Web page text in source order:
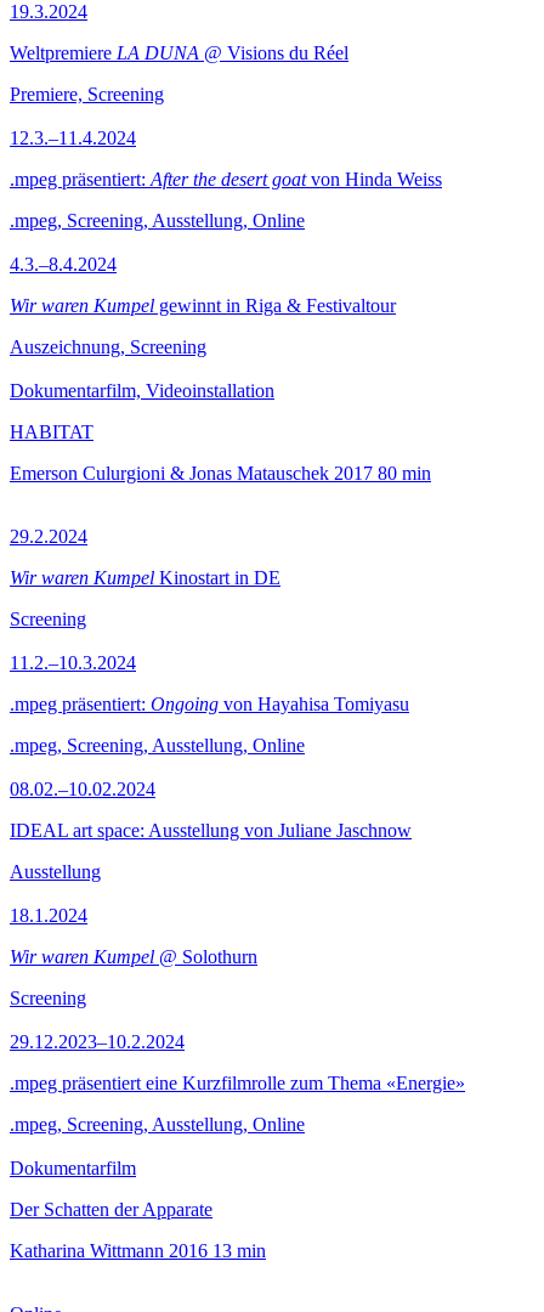
19.3.2024
Weltpremiere LA DUNA @ Visions du Réel
Premiere, Screening
12.3.–11.4.2024
.mpeg präsentiert: After the desert goatvon Hinda Weiss
.mpeg, Screening, Ausstellung, Online
4.3.–8.4.2024
Wir waren Kumpel gewinnt in Riga & Festivaltour
Auszeichnung, Screening
Dokumentarfilm, Videoinstallation
HABITAT
Emerson Culurgioni & Jonas Matauschek 2017 80 min
29.2.2024
Wir waren Kumpel Kinostart in DE
Screening
11.2.–10.3.2024
.mpeg präsentiert: Ongoing von Hayahisa Tomiyasu
.mpeg, Screening, Ausstellung, Online
08.02.–10.02.2024
IDEAL art space: Ausstellung von Juliane Jaschnow
Ausstellung
18.1.2024
Wir waren Kumpel @ Solothurn
Screening
29.12.2023–10.2.2024
.mpeg präsentiert eine Kurzfilmrolle zum Thema «Energie»
.mpeg, Screening, Ausstellung, Online
Dokumentarfilm
Der Schatten der Apparate
Katharina Wittmann 2016 13 min